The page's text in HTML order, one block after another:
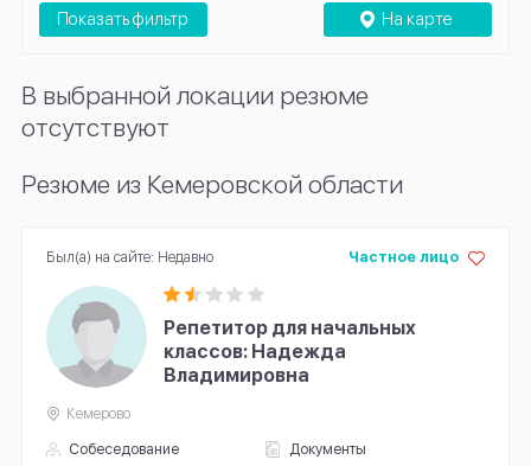
На карте
Показать фильтр
В выбранной локации резюме
отсутствуют
Резюме из Кемеровской области
Репетитор для начальных
классов: Надежда
Владимировна
Собеседование
Документы
Частное лицо
Кемерово
Был(а) на сайте: Недавно